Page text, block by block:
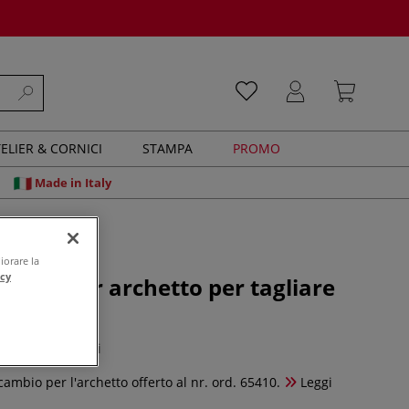
& CORNICI STAMPA PROMO
Made in Italy
per archetto per tagliare
0 recensioni
per l'archetto offerto al nr. ord. 65410.
Leggi
la